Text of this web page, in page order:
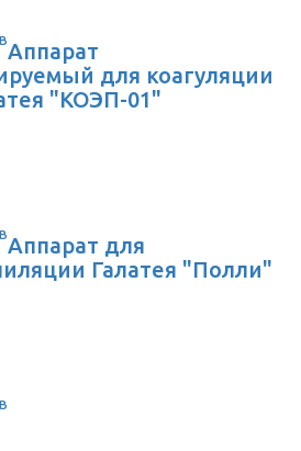
Аппарат
для коагуляции
"КОЭП-01"
Аппарат для
Галатея "Полли"